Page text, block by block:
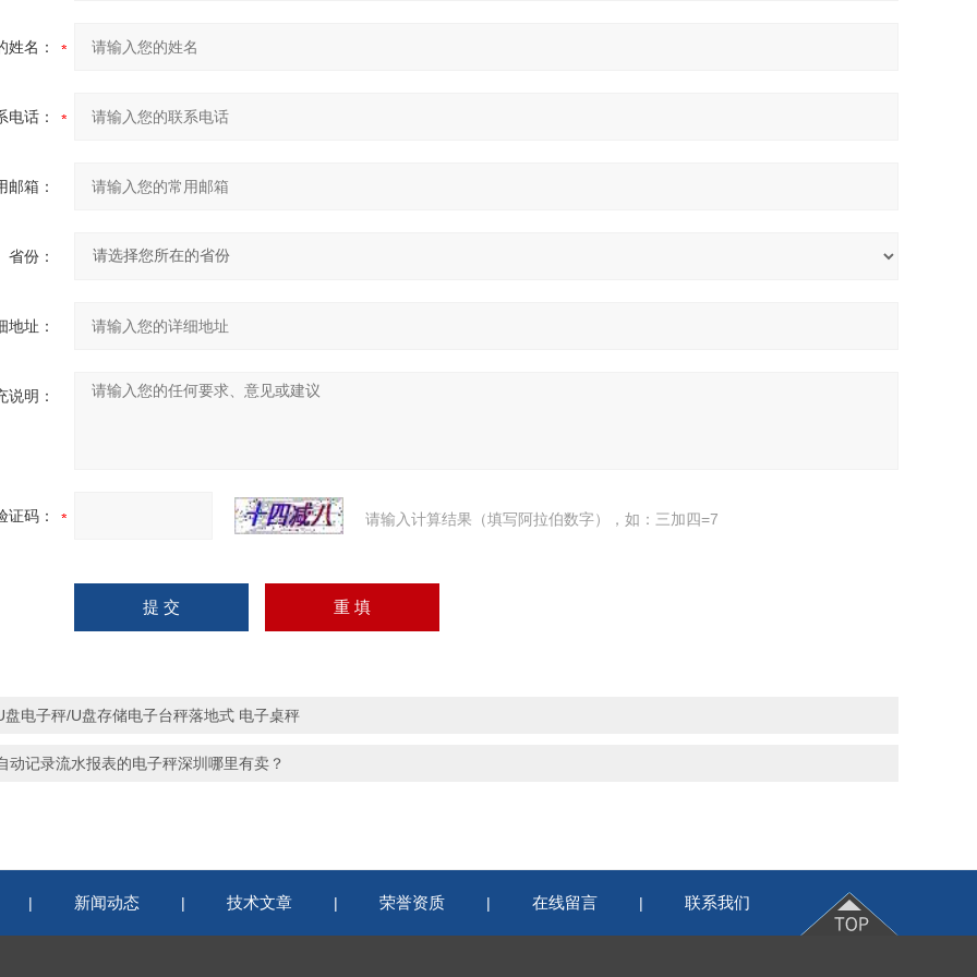
姓名：
电话：
邮箱：
省份：
地址：
说明：
证码： 请输入计算结果（填写阿拉伯数字），如：三加四=7
盘电子秤/U盘存储电子台秤落地式 电子桌秤
动记录流水报表的电子秤深圳哪里有卖？
| 新闻动态 | 技术文章 | 荣誉资质 | 在线留言 | 联系我们